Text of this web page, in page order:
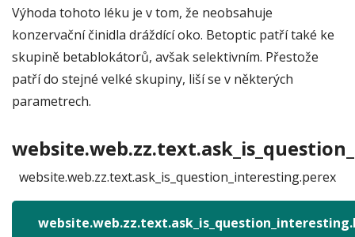
Výhoda tohoto léku je v tom, že neobsahuje
konzervační činidla dráždící oko. Betoptic patří také ke
skupině betablokátorů, avšak selektivním. Přestože
patří do stejné velké skupiny, liší se v některých
parametrech.
website.web.zz.text.ask_is_question_interesting.perex